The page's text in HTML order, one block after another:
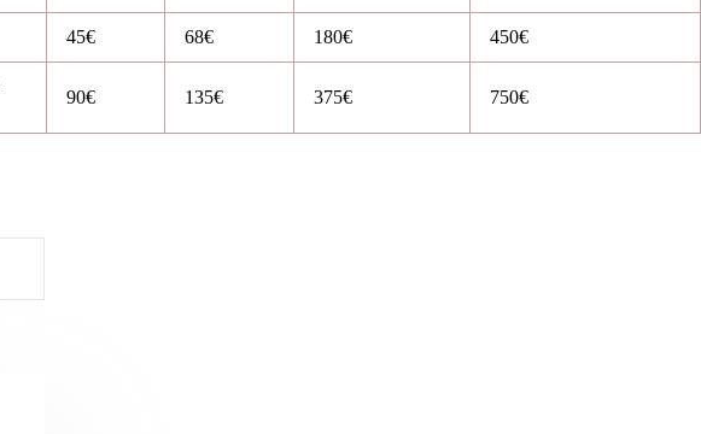
45€ 68€ 180€ 450€
90€ 135€ 375€ 750€